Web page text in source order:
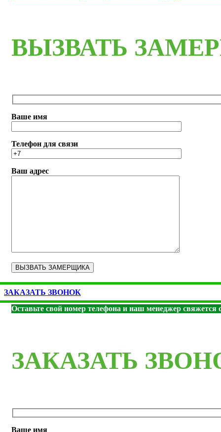
ВЫЗВАТЬ
Ваше имя
Телефон для связи
Ваш адрес
ЗАКАЗАТЬ ЗВОНОК
Оставьте свой номер телефона и наш менеджер свяжется
ЗАКАЗАТЬ
Ваше имя